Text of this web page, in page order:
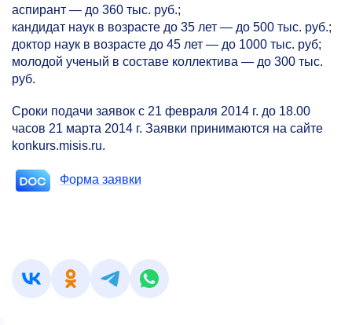
аспирант — до 360 тыс. руб.;
кандидат наук в возрасте до 35 лет — до 500 тыс. руб.;
доктор наук в возрасте до 45 лет — до 1000 тыс. руб;
молодой ученый в составе коллектива — до 300 тыс.
руб.
Сроки подачи заявок с 21 февраля 2014 г. до 18.00
часов 21 марта 2014 г. Заявки принимаются на сайте
konkurs.misis.ru.
Форма заявки